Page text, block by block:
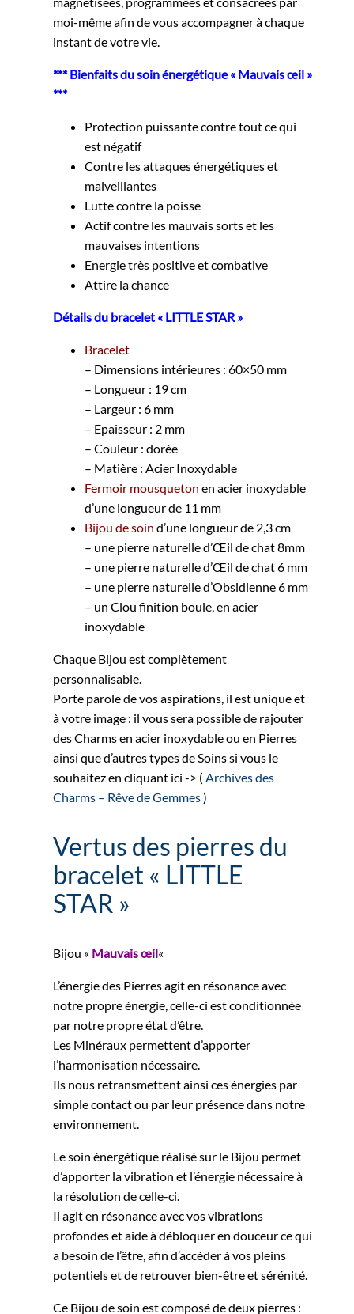
moi-même afin de vous accompagner à chaque
instant de votre vie.
*** Bienfaits du soin énergétique « Mauvais œil »
***
Protection puissante contre tout ce qui
est négatif
Contre les attaques énergétiques et
malveillantes
Lutte contre la poisse
Actif contre les mauvais sorts et les
mauvaises intentions
Energie très positive et combative
Attire la chance
Détails du bracelet « LITTLE STAR »
Bracelet
– Dimensions intérieures : 60×50 mm
– Longueur : 19 cm
– Largeur : 6 mm
– Epaisseur : 2 mm
– Couleur : dorée
– Matière : Acier Inoxydable
Fermoir mousqueton en acier inoxydable
d’une longueur de 11 mm
Bijou de soin d’une longueur de 2,3 cm
– une pierre naturelle d’Œil de chat 8mm
– une pierre naturelle d’Œil de chat 6 mm
– une pierre naturelle d’Obsidienne 6 mm
– un Clou finition boule, en acier
inoxydable
Chaque Bijou est complètement
personnalisable.
Porte parole de vos aspirations, il est unique et
à votre image : il vous sera possible de rajouter
des Charms en acier inoxydable ou en Pierres
ainsi que d’autres types de Soins si vous le
souhaitez en cliquant ici -> (Archives des
Charms – Rêve de Gemmes)
Vertus des pierres du
bracelet « LITTLE
STAR »
Bijou « Mauvais œil«
L’énergie des Pierres agit en résonance avec
notre propre énergie, celle-ci est conditionnée
par notre propre état d’être.
Les Minéraux permettent d’apporter
l’harmonisation nécessaire.
Ils nous retransmettent ainsi ces énergies par
simple contact ou par leur présence dans notre
environnement.
Le soin énergétique réalisé sur le Bijou permet
d’apporter la vibration et l’énergie nécessaire à
la résolution de celle-ci.
Il agit en résonance avec vos vibrations
profondes et aide à débloquer en douceur ce qui
a besoin de l’être, afin d’accéder à vos pleins
potentiels et de retrouver bien-être et sérénité.
Ce Bijou de soin est composé de deux pierres :